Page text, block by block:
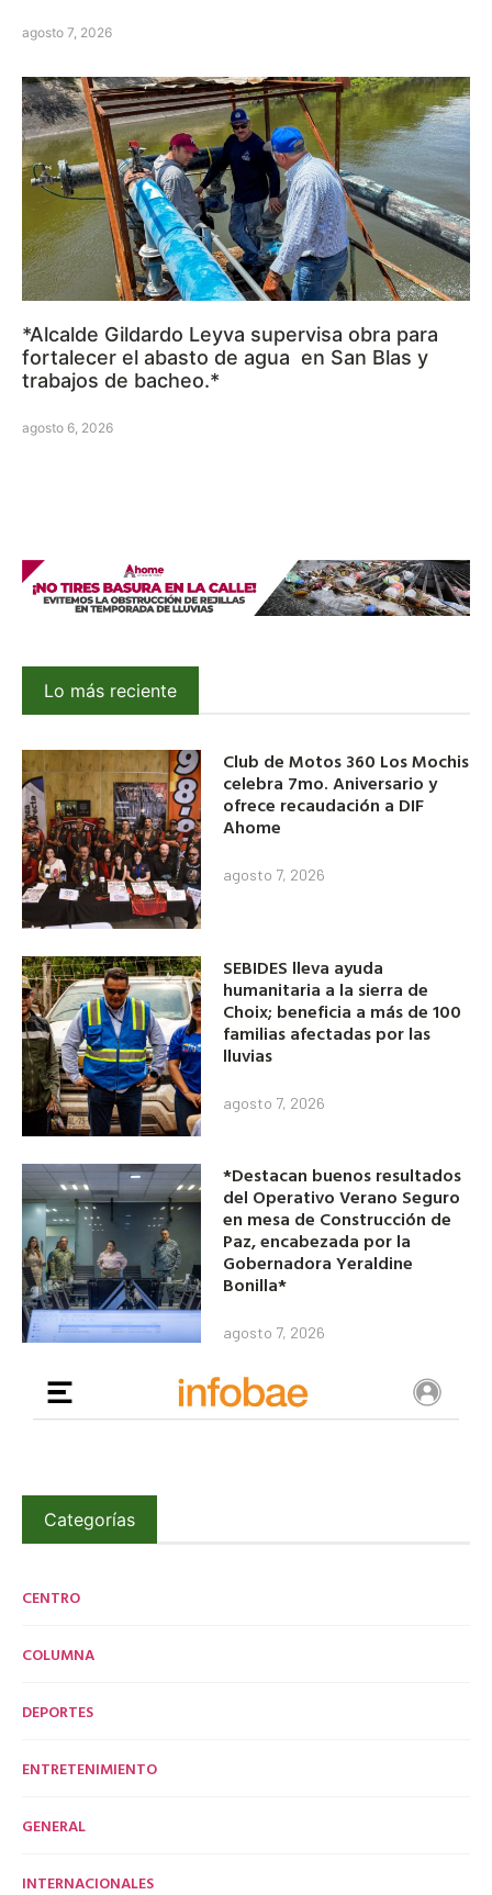
agosto 7, 2026
*Alcalde Gildardo Leyva supervisa obra para
fortalecer el abasto de agua en San Blas y
trabajos de bacheo.*
agosto 6, 2026
Lo más reciente
Club de Motos 360 Los Mochis
celebra 7mo. Aniversario y
ofrece recaudación a DIF
Ahome
agosto 7, 2026
SEBIDES lleva ayuda
humanitaria a la sierra de
Choix; beneficia a más de 100
familias afectadas por las
lluvias
agosto 7, 2026
*Destacan buenos resultados
del Operativo Verano Seguro
en mesa de Construcción de
Paz, encabezada por la
Gobernadora Yeraldine
Bonilla*
agosto 7, 2026
Categorías
CENTRO
COLUMNA
DEPORTES
ENTRETENIMIENTO
GENERAL
INTERNACIONALES